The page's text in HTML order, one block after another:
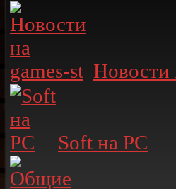
Новости
Soft на PC